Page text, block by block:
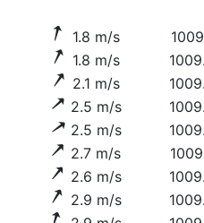
1.8 m/s
1.8 m/s
2.1 m/s
2.5 m/s
2.5 m/s
2.7 m/s
2.6 m/s
2.9 m/s